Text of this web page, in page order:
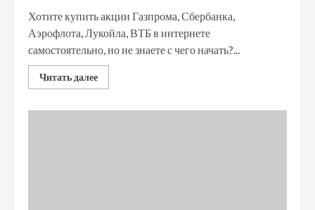
Хотите купить акции Газпрома, Сбербанка,
Аэрофлота, Лукойла, ВТБ в интернете
самостоятельно, но не знаете с чего начать?...
Читать далее